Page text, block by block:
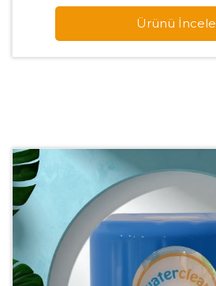
Ürünü İncele